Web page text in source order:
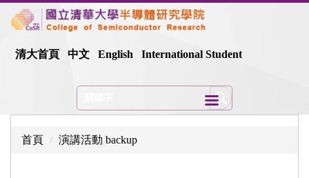
跳
到
主清大首頁 中文 English International Student
首頁 演講活動 backup